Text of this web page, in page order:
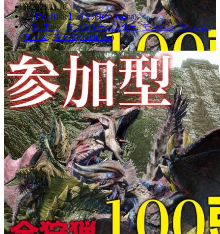
2021.11.18
【YouTube】茶々茶(chachacha)
YouTube,モンスターハンター,モンハン,モンハン
ライズ,茶々茶(chachacha)